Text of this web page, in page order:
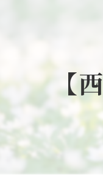
【